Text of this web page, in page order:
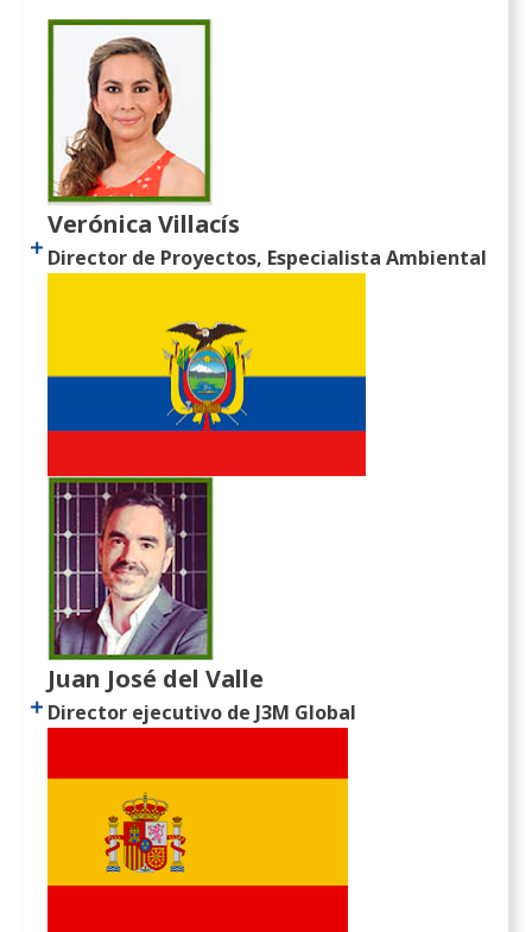
Verónica Villacís
Director de Proyectos, Especialista Ambiental
Juan José del Valle
Director ejecutivo de J3M Global